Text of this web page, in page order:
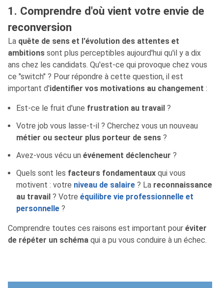
1. Comprendre d'où vient votre envie de
reconversion
La quête de sens et l'évolution des attentes et
ambitions sont plus perceptibles aujourd'hui qu'il y a dix
ans chez les candidats. Qu'est-ce qui provoque chez vous
ce "switch" ? Pour répondre à cette question, il est
important d'identifier vos motivations au changement :
Est-ce le fruit d'une frustration au travail ?
Votre job vous lasse-t-il ? Cherchez vous un nouveau
métier ou secteur plus porteur de sens ?
Avez-vous vécu un événement déclencheur ?
Quels sont les facteurs fondamentaux qui vous
motivent : votre niveau de salaire ? La reconnaissance
au travail ? Votre équilibre vie professionnelle et
personnelle ?
Comprendre toutes ces raisons est important pour éviter
de répéter un schéma qui a pu vous conduire à un échec.